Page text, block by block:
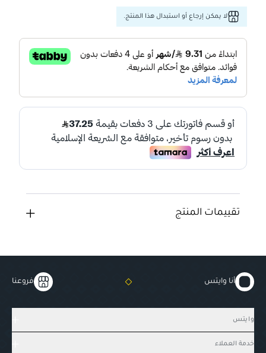
لا يمكن إرجاع أو استبدال هذا المنتج.
تقييمات المنتج
أنا وايتس فروعنا
وايتس
خدمة العملاء